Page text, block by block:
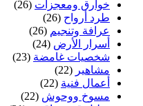
خوارق ومعجزات (26)
طرد أرواح (26)
عرافة وتنجيم (26)
أسرار الأرض (24)
شخصيات غامضة (23)
مشاهير (22)
أعمال فنية (22)
مسوخ ووحوش (22)